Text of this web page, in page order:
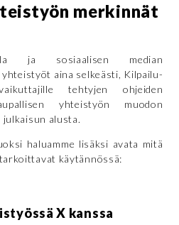
merkinnät
ja sosiaalisen median
yhteistyöt aina selkeästi, Kilpailu-
tehtyjen ohjeiden
yhteistyön muodon
alusta.
haluamme lisäksi avata mitä
käytännössä:
X kanssa